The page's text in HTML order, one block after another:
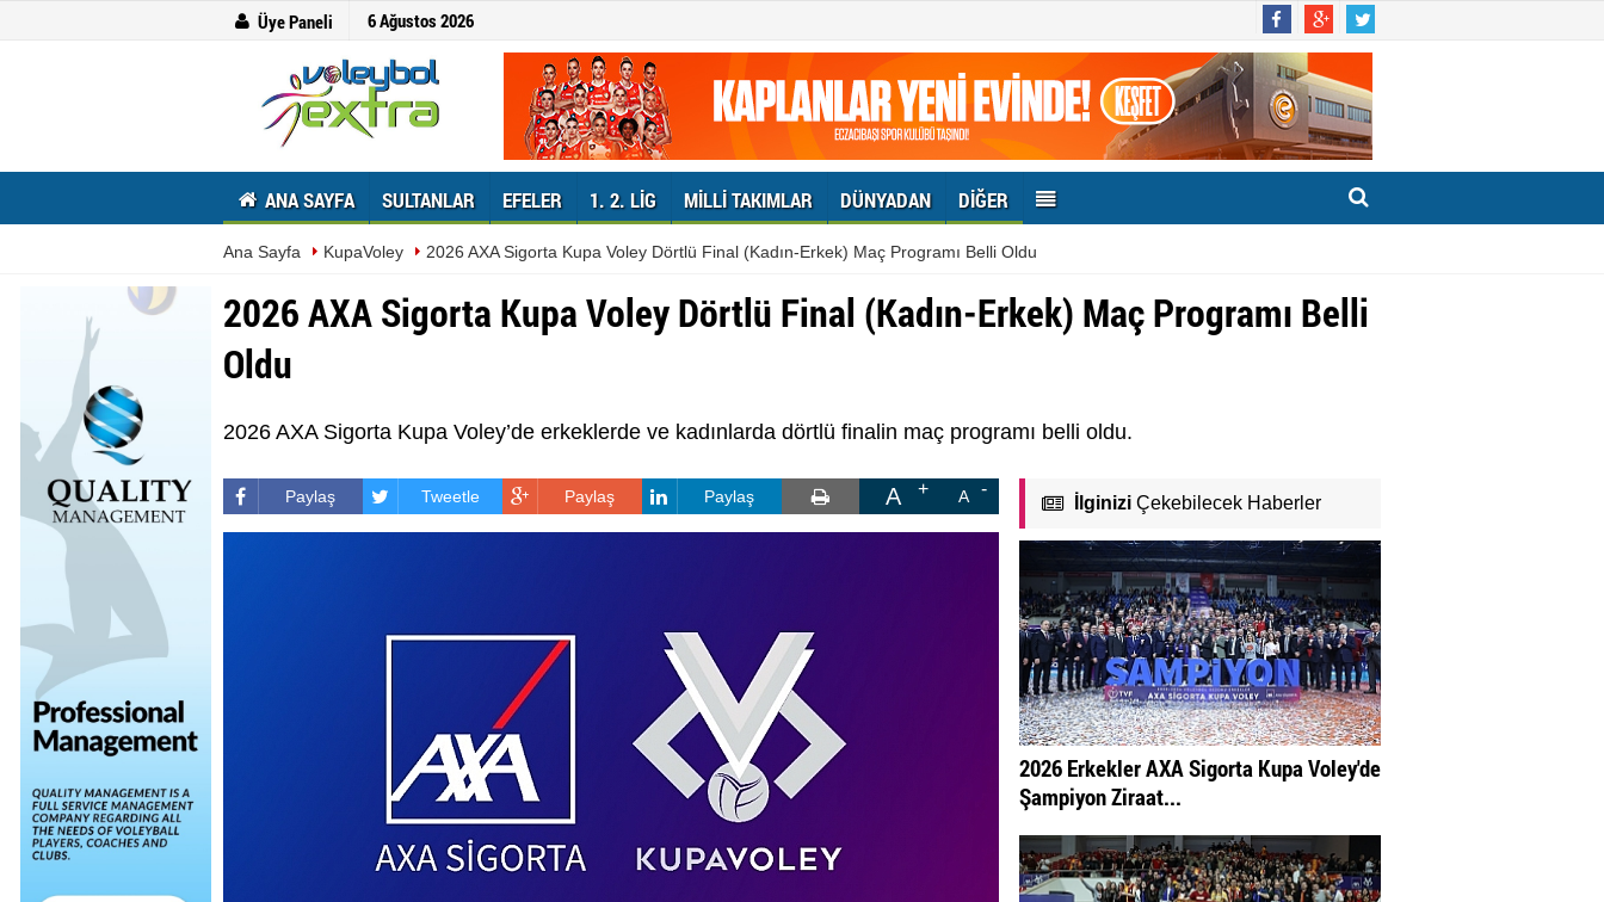
Üye Paneli 6 Ağustos 2026
ANA SAYFA SULTANLAR EFELER 1. 2. LIG MILLI TAKIMLAR DÜNYADAN DIĞER
Ana Sayfa KupaVoley 2026 AXA Sigorta Kupa Voley Dörtlü Final (Kadın-Erkek) Maç Programı Belli Oldu
2026 AXA Sigorta Kupa Voley Dörtlü Final (Kadın-Erkek) Maç Programı Belli
Oldu
2026 AXA Sigorta Kupa Voley’de erkeklerde ve kadınlarda dörtlü finalin maç programı belli oldu.
Paylaş Tweetle Paylaş Paylaş A A İlginiziÇekebilecek Haberler
2026 Erkekler AXA Sigorta Kupa Voley'de
Şampiyon Ziraat...